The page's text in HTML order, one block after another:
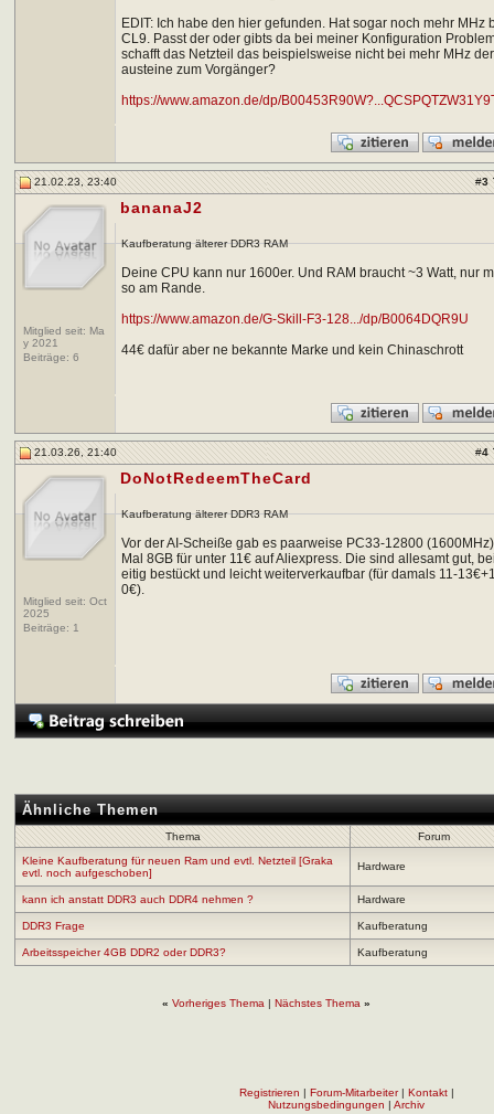
EDIT: Ich habe den hier gefunden. Hat sogar noch mehr MHz
CL9. Passt der oder gibts da bei meiner Konfiguration
schafft das Netzteil das beispielsweise nicht bei mehr MHz
austeine zum Vorgänger?
https://www.amazon.de/dp/
21.02.23, 23:40 #3
Mitglied seit: Ma
y 2021
Beiträge: 6
bananaJ2
Kaufberatung älterer DDR3 RAM
Deine CPU kann nur 1600er. Und RAM braucht ~3 Watt, nur
so am Rande.
https://www.amazon.de/G-Skill-F3-128.../dp/B0064DQR9U
44€ dafür aber ne bekannte Marke und kein Chinaschrott
21.03.26, 21:40 #4
Mitglied seit: Oct
2025
Beiträge: 1
DoNotRedeemTheCard
Kaufberatung älterer DDR3 RAM
Vor der AI-Scheiße gab es paarweise PC33-12800
Mal 8GB für unter 11€ auf Aliexpress. Die sind allesamt gut,
eitig bestückt und leicht weiterverkaufbar (für damals 11-
0€).
Ähnliche Themen
Thema
Forum
Kleine Kaufberatung für neuen Ram und evtl. Netzteil [Graka
evtl. noch aufgeschoben]
Hardware
kann ich anstatt DDR3 auch DDR4 nehmen ? Hardware
DDR3 Frage Kaufberatung
Arbeitsspeicher 4GB DDR2 oder DDR3? Kaufberatung
« Vorheriges Thema | Nächstes Thema »
Registrieren | Forum-Mitarbeiter| Kontakt|
Nutzungsbedingungen | Archiv